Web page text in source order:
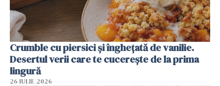
Crumble cu piersici și înghețată de vanilie.
Desertul verii care te cucerește de la prima
lingură
26 IULIE 2026